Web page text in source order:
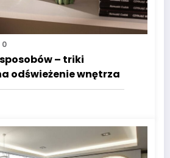
0
– triki
odświeżenie wnętrza